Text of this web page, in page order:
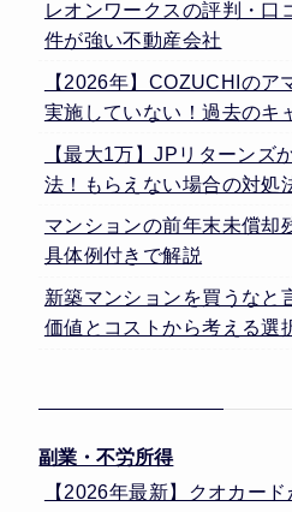
レオンワークスの評判・口
件が強い不動産会社
【2026年】COZUCHIのア
実施していない！過去のキ
【最大1万】JPリターンズ
法！もらえない場合の対処
マンションの前年末未償却
具体例付きで解説
新築マンションを買うなと
価値とコストから考える選
副業・不労所得
【2026年最新】クオカー